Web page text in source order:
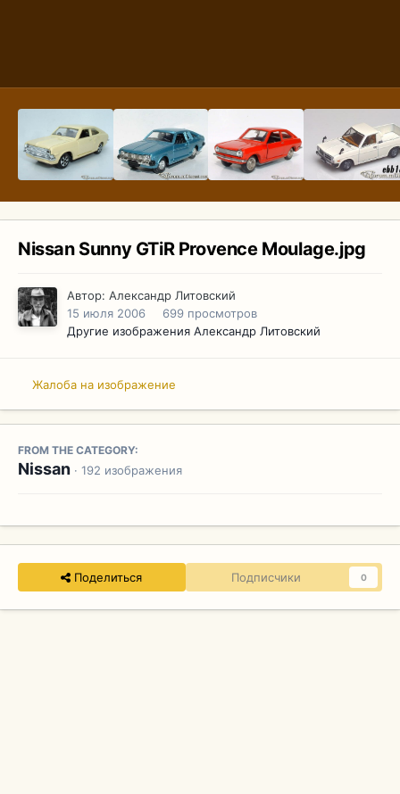
Nissan Sunny GTiR Provence Moulage.jpg
Автор: Александр Литовский
15 июля 2006
699 просмотров
Другие изображения Александр Литовский
Жалоба на изображение
FROM THE CATEGORY:
Nissan · 192 изображения
Поделиться Подписчики 0